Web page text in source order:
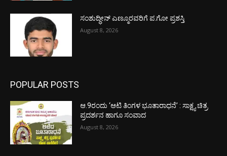
ಸಂಶುದ್ಧೀನ್ ಎಣ್ಮೂರವರಿಗೆ ಪ.ಗೋ ಪ್ರಶಸ್ತಿ
August 8, 2026
POPULAR POSTS
ಆ.9ರಂದು ‘ಆಟಿ ತಿಂಗಳ ಭೂತಾರಾಧನೆ’ : ಸಾಕ್ಷ್ಯ ಚಿತ್ರ
ಪ್ರದರ್ಶನ ಹಾಗೂ ಸಂವಾದ
August 8, 2026